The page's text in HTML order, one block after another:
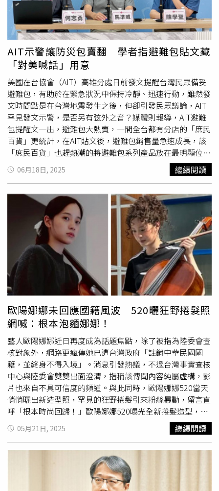
「毫無成本概念」的與伊朗打到底。同理，台灣現在有引以
為傲的健保、交通建設、金融系統，一旦開戰將會全面瓦
解，尤其戰時老人、小孩的照顧問題最令人憂慮，因為她們
最需要醫療、教育，而這些事一旦開戰，就會被毀。吳宗憲
表示，如果兩岸真的要戰，大家應先捫心自問，「我方能得
到什麼好處」？他也順著賴總統團結時講中強調的「反共」
質問，如果可以不用戰爭而反共，為何非要戰爭來反共？如
果這場戰爭的目的，是把台灣視為「大國代理人」，是為了
「其它大國人民的利益」，為何台灣民眾非要用戰爭方式反
共不可？如果用台灣更良好的民主制度、治理績效給對岸
看，這是否也是一種反對共產黨的方式呢，另外，談判也是
一種反共方式，兩岸合作不要鬧翻則是另一種方式，方式這
麼多，為何政府就要選擇最極端的作法反共呢。吳宗憲說，
最關鍵的考慮因素應該是「一旦戰爭，台灣會打贏嗎」，他
還自嘲，身為賴總統所言的民主「雜質」，他的想法很單
純，反共有很多方式，不必非堅持戰爭不可。他還說，或許
賴總統可以賭「中國大陸不會
武力犯台」，但台灣民眾不能
賭，畢竟一旦賭輸，民進黨人可以到國外做流亡政府，但一
般民眾賭輸了，全家都陪葬。他舉例，當年伊朗的巴勒維王
朝，被美國扶植，後來遭推翻流亡海外，美國協助將伊朗外
匯凍結，轉供給他海外流亡生活，其家族在海外生活「爽翻
了」，但看看，伊朗人過的是什麼樣的生活。所以，民進黨
政府可以賭，賭輸了頂多流亡海外，享受台灣外匯存底，但
一般民眾可以嗎？吳宗憲建議民眾，不妨去上網查查什麼是
「法西斯政府」，他眼中的台灣，其實就正在邁向法西斯，
因為法西斯其實也非常強調「團結」，而且是民族的團結，
跟著「團結」後面的就是排他性，強調「國家至上」，這些
不是他講的，是許多國際政治學者的定義，學者並分析，包
括戰爭、動亂都是法西斯主義者實現民族復興的重要手段，
法西斯主義者也並不討厭戰爭，這些研究其實在網路上其實
都能找得到。吳宗憲擔憂 ，民進黨政府今天作為，似乎也
正在邁向法西斯的道路上，大家不妨去翻閱歷史，當年希特
勒是否也曾針對猶太人提出「危害國家團結」的說法，對比
猶太人後來的悲慘遭遇，賴總統所謂的「雜質說」，怎麼能
不令人格外憂慮，這也決不是一個民選國家元首應該說出的
話，雖然「 一個國家有選舉，也可能走向獨裁」。
AIT示警讓防災包賣翻 學者指避難包貼文藏
「對美喊話」用意
美國在台協會（AIT）高雄分處日前發文提醒台灣民眾備妥
避難包，有助於在緊急狀況中保持冷靜、迅速行動，雖然發
文時間點是在台灣地震發生之後，但卻引發民眾議論，AIT
罕見發文示警，是否另有弦外之音？媒體則報導，AIT避難
包提醒文一出，避難包大熱賣，一間全台都有分店的「庶民
百貨」更統計，在AIT貼文後，避難包銷售量急速成長，該
「庶民百貨」也趕熱潮的將避難包系列產品放在最明顯位
置，方便民眾購買，從此事不難看出AIT貼文的「份量」。
淡江大學戰略研究所助理助理教授馬準威則認為，AIT罕見
發文，應該有透過提醒台灣提高民防量能的方式，說服美國
國內民眾增加對台灣的幫助考量在內。馬準威接受網路直播
節目《志聖鮮思》訪問時指出，AIT此舉其實也是做給美國
民眾看。因為早在2022年、2023年，美國輿論就曾指中共
2025年會犯台，到了今年，則又說2027年將有可能犯台。
其實，這些說法都不見得充分反映真實狀況，也就是中國大
陸現在已不將 武力犯台
視為優先，並未將武力當成統一必要
手段，畢竟
武力犯台，可能為對岸帶來的麻煩太多，包括：
犯台後的重建成本，以及使用武力後的民族仇恨情緒，從學
界的眼光看，使用武力未必是理性的盤算。馬準威分析，美
國之所以常宣揚2025、2027共軍犯台可能，不能排除與美
國國防部門常宣揚「中國威脅論」也有關，畢竟有威脅、才
更容易從國會要到預算支持。而外館在這樣的威脅氛圍下，
也不能什麼事都不做，因此各大外館都會有撤僑計畫，這也
是文官體系下的標準作業程序。他還說，如果真的開戰，美
國要幫忙，還必須要符合兩前提，第一，台灣不能宣布台
獨，否則美軍師出無名；第二，台灣要展現足夠自衛決心。
綜合上述兩者，才能對美國民間有交代，他直言，AIT若推
波助瀾，欲提高台灣的民防能量，也合情合理。與馬準威對
談的清大兼任助理教授何志勇指出，對於2027年犯台一
事，臺灣的翻譯用字頗為特殊，因為英文原文其實都講，中
共2027年足以(able)具有犯台能力（capability），台灣卻
翻譯成「2027年就會犯台」，這樣的翻譯，其實已經相當
扭曲原文意涵。不過，何志勇也說，近期民間單位舉辦「台
海防衛兵推」，邀請美軍前太平洋總司令布萊爾上將
(Admiral Dennis Blair)，他提到台灣人有兩種想法非常危
06月18日, 2025 繼續閱讀
歐陽娜娜未回應國籍風波 520曬狂野捲髮照
網喊：根本泡麵娜娜！
藝人歐陽娜娜近日再度成為話題焦點，除了被指為陸委會查
核對象外，網路更瘋傳她已遭台灣政府「註銷中華民國國
籍，並終身不得入境」。消息引發熱議，不過台灣事實查核
中心與陸委會雙雙出面澄清，指稱該傳聞內容純屬虛構，影
片也來自不具可信度的頻道。與此同時，歐陽娜娜520當天
悄悄曬出新造型照，罕見的狂野捲髮引來粉絲暴動，留言直
呼「根本時尚回歸！」歐陽娜娜520曝光全新捲髮造型，面
對國籍假訊息風波未正面回應。（圖／翻攝自IG）從歐陽娜
娜的社群平台上的照片可見，她在520當天分享與知名運動
品牌合作的新形象照。照片中她一改過往的長直髮，換上蓬
鬆的QQ捲髮，配上橘色腮紅與亮眼牙鑽，展現甜酷風格，
造型激似姑姑歐陽菲菲早年風格。粉絲留言直呼：「根本泡
麵娜娜」、「復古又時尚」、「太太太美了！」，不過對於
05月21日, 2025 繼續閱讀